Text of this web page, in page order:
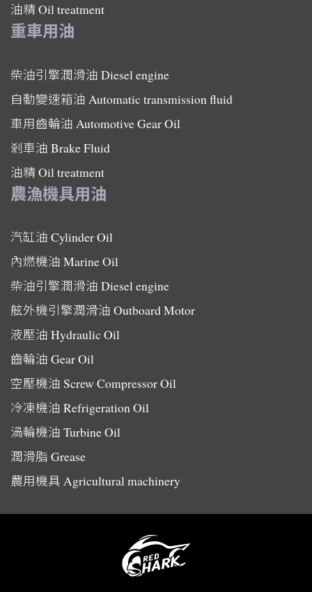
油精Oil treatment
重車用油
柴油引擎潤滑油 Diesel engine
自動變速箱油 Automatic transmission fluid
車用齒輪油 Automotive Gear Oil
剎車油 Brake Fluid
油精Oil treatment
農漁機具用油
汽缸油 Cylinder Oil
內燃機油 Marine Oil
柴油引擎潤滑油 Diesel engine
舷外機引擎潤滑油 Outboard Motor
液壓油 Hydraulic Oil
齒輪油 Gear Oil
空壓機油 Screw Compressor Oil
冷凍機油 Refrigeration Oil
渦輪機油 Turbine Oil
潤滑脂 Grease
農用機具 Agricultural machinery